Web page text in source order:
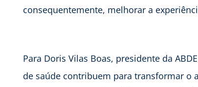
consequentemente, melhorar a
Para Doris Vilas Boas, presidente da
de saúde contribuem para transformar o